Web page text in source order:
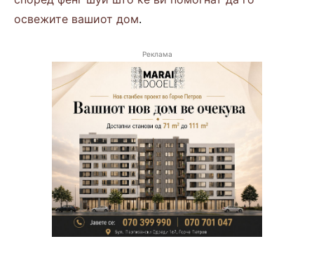
освежите вашиот дом.
Реклама